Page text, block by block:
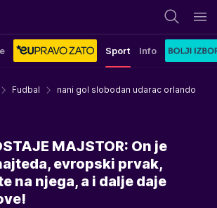
Sport Info
Fudbal nani gol slobodan udarac orlando
MAJSTOR: On je
evropski prvak,
na njega, a i dalje daje